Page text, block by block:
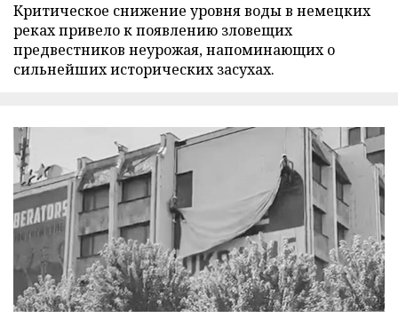
Критическое снижение уровня воды в немецких
реках привело к появлению зловещих
предвестников неурожая, напоминающих о
сильнейших исторических засухах.